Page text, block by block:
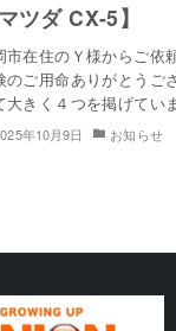
マツダ CX-5】
市在住のＹ様からご依
のご用命ありがとうご
大きく４つを掲げてい
年10月9日 お知らせ